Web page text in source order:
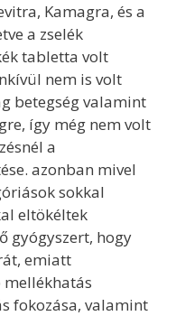
Kamagra, és a
a zselék
tabletta volt
nem is volt
betegség valamint
így még nem volt
a
azonban mivel
sokkal
eltökéltek
gyógyszert, hogy
emiatt
fokozása, valamint